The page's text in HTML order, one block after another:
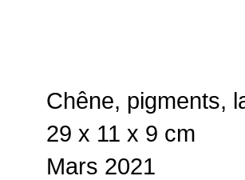
Chêne, pigments,
29 x 11 x 9 cm
Mars 2021